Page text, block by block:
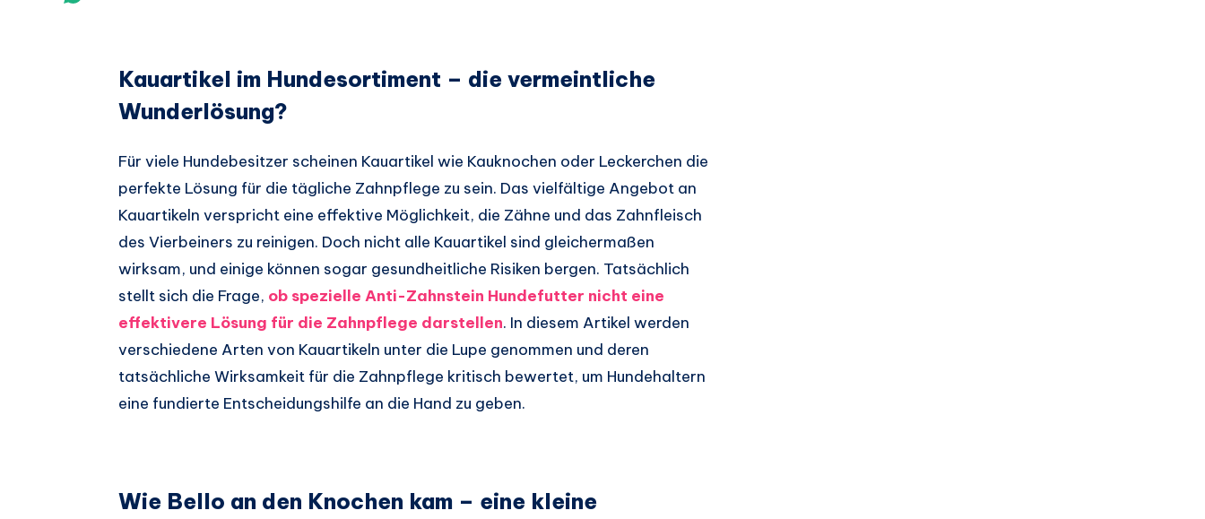
Kauartikel im Hundesortiment – die vermeintliche
Wunderlösung?
Für viele Hundebesitzer scheinen Kauartikel wie Kauknochen oder Leckerchen die
perfekte Lösung für die tägliche Zahnpflege zu sein. Das vielfältige Angebot an
Kauartikeln verspricht eine effektive Möglichkeit, die Zähne und das Zahnfleisch
des Vierbeiners zu reinigen. Doch nicht alle Kauartikel sind gleichermaßen
wirksam, und einige können sogar gesundheitliche Risiken bergen. Tatsächlich
stellt sich die Frage, ob spezielle Anti-Zahnstein Hundefutter nicht eine
effektivere Lösung für die Zahnpflege darstellen. In diesem Artikel werden
verschiedene Arten von Kauartikeln unter die Lupe genommen und deren
tatsächliche Wirksamkeit für die Zahnpflege kritisch bewertet, um Hundehaltern
eine fundierte Entscheidungshilfe an die Hand zu geben.
Wie Bello an den Knochen kam – eine kleine